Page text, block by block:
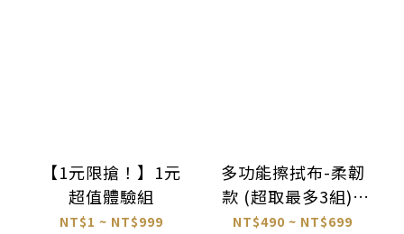
【1元限搶！】1元
超值體驗組
NT$1 ~ NT$999
多功能擦拭布-柔韌
款 (超取最多3組)_
力可潔
NT$490 ~ NT$699